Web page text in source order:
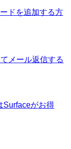
ドを追加する方
メール返信する
Surfaceがお得